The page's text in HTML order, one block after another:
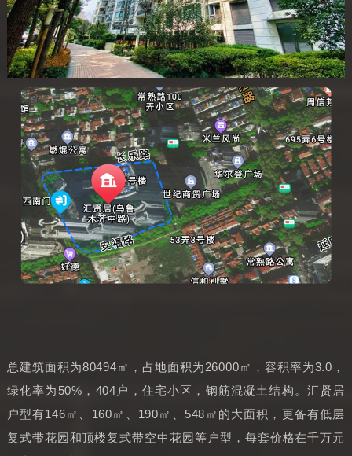
总建筑面积为80494㎡，占地面积为26000㎡，容积率为3.0，
绿化率为50%，404户，住宅小区，钢筋混凝土结构。汇贤居
户型有146㎡、160㎡、190㎡、548㎡的大面积，更备有低层
复式带花园和顶楼复式带空中花园等户型，每套价格在千万元